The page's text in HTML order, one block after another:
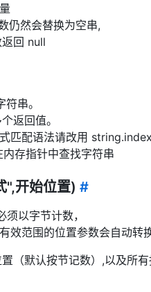
仍然会替换为空串,
回 null
串。
返回值。
匹配语法请改用
存指针中查找字符串
开始位置) #
以字节计数，
效范围的位置参数会自动转
（默认按节记数）,以及所